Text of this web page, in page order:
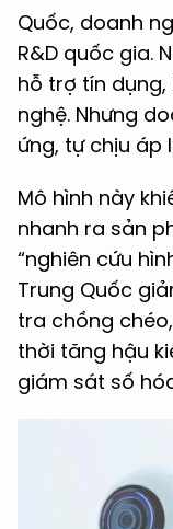
Quốc, doanh
R&D quốc gia.
hỗ trợ tín
nghệ. Nhưng
ứng, tự chịu áp
Mô hình này
nhanh ra sản
“nghiên cứu
Trung Quốc
tra chồng
thời tăng hậu
giám sát số